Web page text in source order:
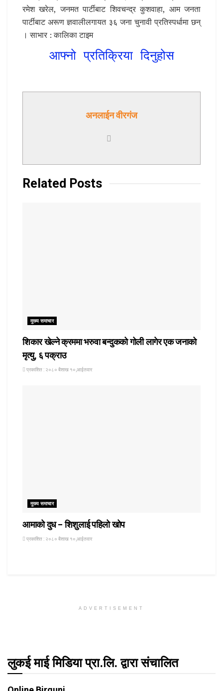
रमेश खरेल, जनमत पार्टीबाट शिवचन्द्र कुशवाहा, आम जनता
पार्टीबाट अरूण ज्ञवालीलगायत ३६ जना चुनावी प्रतिस्पर्धामा छन्
। साभार : कालिका टाइम
आफ्नो प्रतिक्रिया दिनुहोस
अनलाईन वीरगंज
Related Posts
मुख्य समाचार
शिकार खेल्ने क्रममा भरुवा बन्दुकको गोली लागेर एक जनाको
मृत्यु, ६ पक्राउ
प्रकाशित : २०८० बैशाख १०,आईतवार
मुख्य समाचार
आमाको दुध – शिशुलाई पहिलो खोप
प्रकाशित : २०८० बैशाख १०,आईतवार
ADVERTISEMENT
लुकई माई मिडिया प्रा.लि. द्वारा संचालित